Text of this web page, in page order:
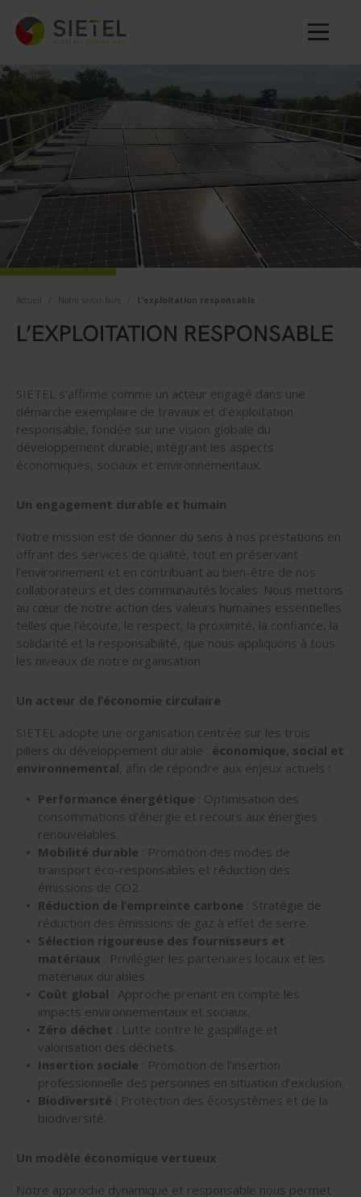
L’EXPLOITATION RESPONSABLE
Accueil Notre savoir-faire L’exploitation responsable
SIETEL s’affirme comme un acteur engagé dans une
démarche exemplaire de travaux et d’exploitation
responsable, fondée sur une vision globale du
développement durable, intégrant les aspects
économiques, sociaux et environnementaux.
Un engagement durable et humain
Notre mission est de donner du sens à nos prestations en
offrant des services de qualité, tout en préservant
l’environnement et en contribuant au bien-être de nos
collaborateurs et des communautés locales. Nous mettons
au cœur de notre action des valeurs humaines essentielles
telles que l’écoute, le respect, la proximité, la confiance, la
solidarité et la responsabilité, que nous appliquons à tous
les niveaux de notre organisation.
Un acteur de l’économie circulaire
SIETEL adopte une organisation centrée sur les trois
piliers du développement durable : économique, social et
environnemental , afin de répondre aux enjeux actuels :
Performance énergétique : Optimisation des
consommations d’énergie et recours aux énergies
renouvelables.
Mobilité durable : Promotion des modes de
transport éco-responsables et réduction des
émissions de CO2.
Réduction de l’empreinte carbone : Stratégie de
réduction des émissions de gaz à effet de serre.
Sélection rigoureuse des fournisseurs et
matériaux : Privilégier les partenaires locaux et les
matériaux durables.
Coût global : Approche prenant en compte les
impacts environnementaux et sociaux.
Zéro déchet : Lutte contre le gaspillage et
valorisation des déchets.
Insertion sociale : Promotion de l’insertion
professionnelle des personnes en situation d’exclusion.
Biodiversité : Protection des écosystèmes et de la
biodiversité.
Un modèle économique vertueux
Notre approche dynamique et responsable nous permet